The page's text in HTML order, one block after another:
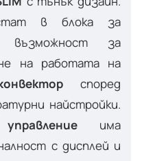
в блока за
възможност за
на работата на
според
найстройки.
има
с дисплей и